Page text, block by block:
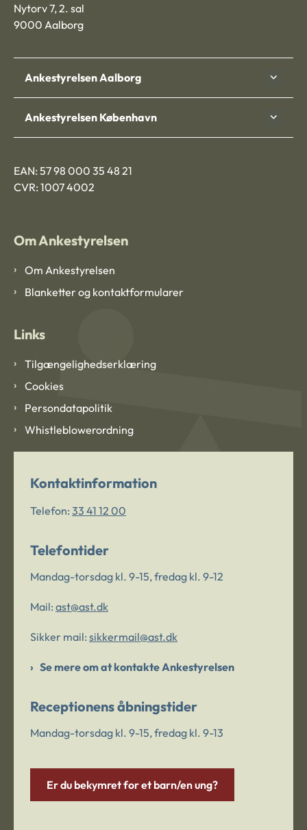
Nytorv 7, 2. sal
9000 Aalborg
Ankestyrelsen Aalborg
Ankestyrelsen København
EAN: 57 98 000 35 48 21
CVR: 1007 4002
Om Ankestyrelsen
Om Ankestyrelsen
Blanketter og kontaktformularer
Links
Tilgængelighedserklæring
Cookies
Persondatapolitik
Whistleblowerordning
Kontaktinformation
Telefon: 33 41 12 00
Telefontider
Mandag-torsdag kl. 9-15, fredag kl. 9-12
Mail: ast@ast.dk
Sikker mail: sikkermail@ast.dk
Se mere om at kontakte Ankestyrelsen
Receptionens åbningstider
Mandag-torsdag kl. 9-15, fredag kl. 9-13
Er du bekymret for et barn/en ung?